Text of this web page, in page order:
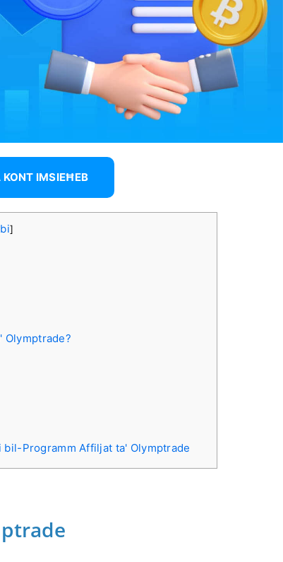
KONT IMSIEĦEB
]
Olymptrade?
Programm Affiljat ta' Olymptrade